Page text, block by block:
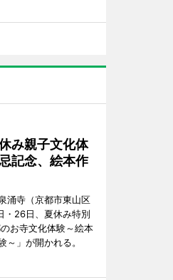
み親子文化体
記念、絵本作
涌寺（京都市東山区
・26日、夏休み特別
お寺文化体験～絵本
～」が開かれる。